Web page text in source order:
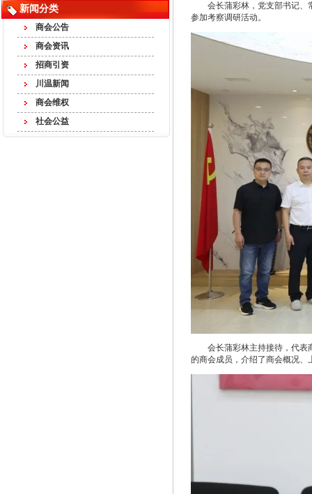
新闻分类
商会公告
商会资讯
招商引资
川温新闻
商会维权
社会公益
会长蒲彩林，党支部书记、
参加考察调研活动。
会长蒲彩林主持接待，代表
的商会成员，介绍了商会概况、